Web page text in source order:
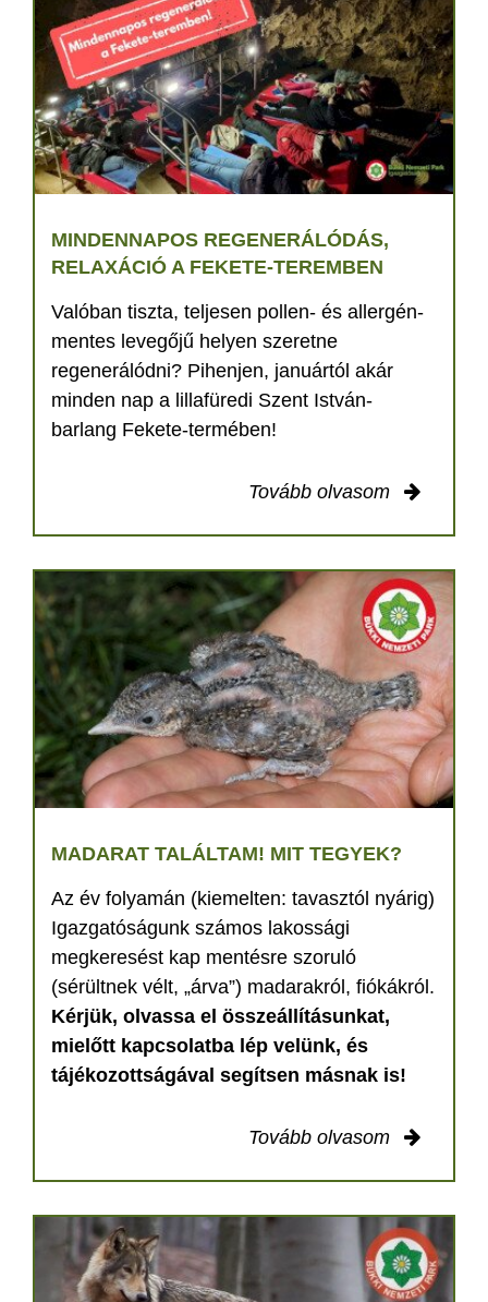
MINDENNAPOS REGENERÁLÓDÁS,
RELAXÁCIÓ A FEKETE-TEREMBEN
Valóban tiszta, teljesen pollen- és allergén-
mentes levegőjű helyen szeretne
regenerálódni? Pihenjen, januártól akár
minden nap a lillafüredi Szent István-
barlang Fekete-termében!
Tovább olvasom
MADARAT TALÁLTAM! MIT TEGYEK?
Az év folyamán (kiemelten: tavasztól nyárig)
Igazgatóságunk számos lakossági
megkeresést kap mentésre szoruló
(sérültnek vélt, „árva”) madarakról, fiókákról.
Kérjük, olvassa el összeállításunkat,
mielőtt kapcsolatba lép velünk, és
tájékozottságával segítsen másnak is!
Tovább olvasom